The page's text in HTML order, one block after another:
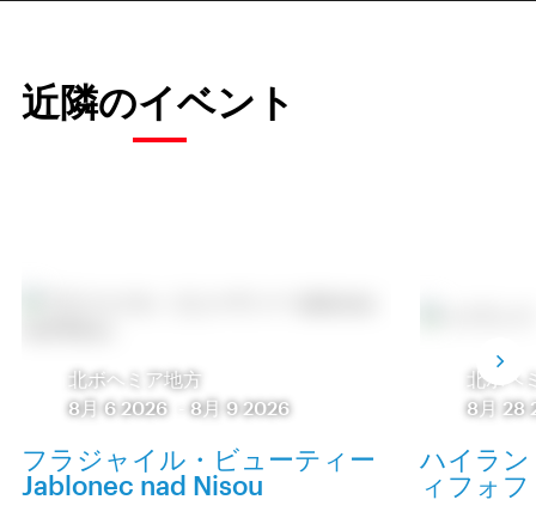
近隣のイベント
北ボヘミア地方
8月 6 2026
-8月 9 2026
フラジャイル・ビューティー
Jablonec nad Nisou
北ボヘ
8月 28
ハイラ
ィフォフ